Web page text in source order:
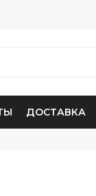
ДОСТАВКА